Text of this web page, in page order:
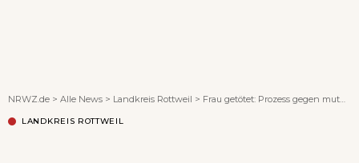
NRWZ.de > Alle News > Landkreis Rottweil > Frau getötet: Prozess gegen mutmaßlichen Mörder beginnt
LANDKREIS ROTTWEIL